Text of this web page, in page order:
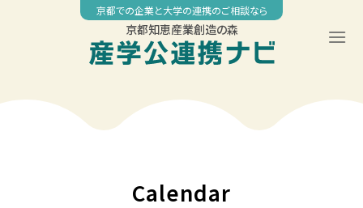
京都での企業と大学の連携のご相談なら
京都知恵産業創造の森
Calendar